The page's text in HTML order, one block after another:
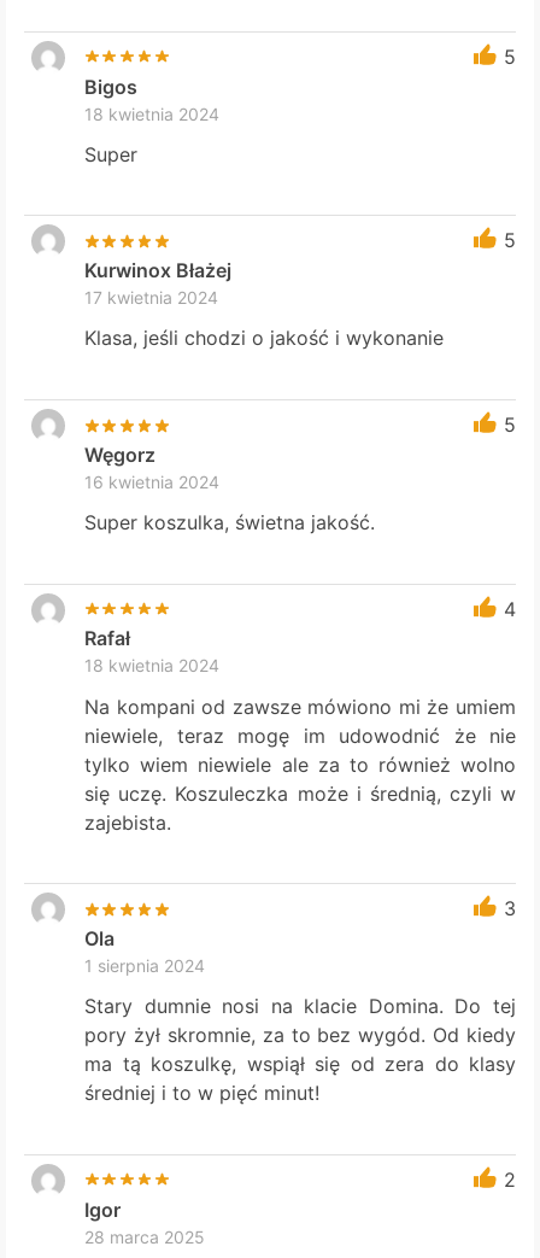
5
Bigos
18 kwietnia 2024
Super
5
Kurwinox Błażej
17 kwietnia 2024
Klasa, jeśli chodzi o jakość i wykonanie
5
Węgorz
16 kwietnia 2024
Super koszulka, świetna jakość.
4
Rafał
18 kwietnia 2024
Na kompani od zawsze mówiono mi że umiem
niewiele, teraz mogę im udowodnić że nie
tylko wiem niewiele ale za to również wolno
się uczę. Koszuleczka może i średnią, czyli w
zajebista.
3
Ola
1 sierpnia 2024
Stary dumnie nosi na klacie Domina. Do tej
pory żył skromnie, za to bez wygód. Od kiedy
ma tą koszulkę, wspiął się od zera do klasy
średniej i to w pięć minut!
2
Igor
28 marca 2025